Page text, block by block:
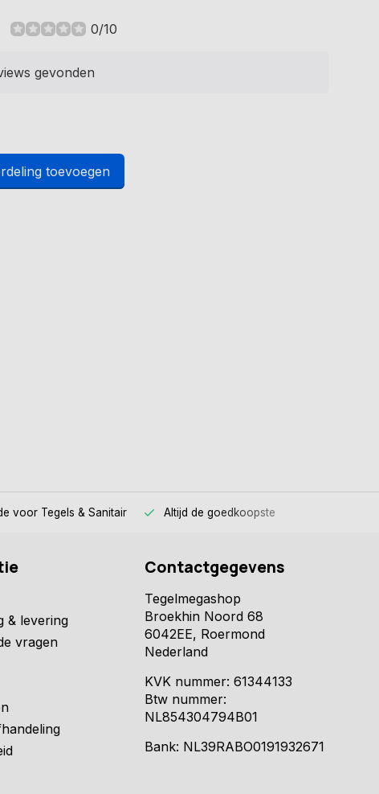
0/10
gevonden
toevoegen
voor Tegels & Sanitair Altijd de goedkoopste
& levering
vragen
Contactgegevens
Tegelmegashop
Broekhin Noord 68
6042EE, Roermond
Nederland
KVK nummer: 61344133
Btw nummer:
NL854304794B01
Bank: NL39RABO0191932671